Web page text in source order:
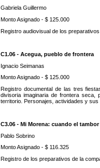
Gabriela Guillermo
Monto Asignado - $ 125.000
Registro audiovisual de los
C1.06 - Acegua, pueblo de frontera
Ignacio Seimanas
Monto Asignado - $ 125.000
Registro documental de las tres
divisoria imaginaria de frontera
territorio. Personajes, actividades y
C3.06 - Mi Morena: cuando el
Pablo Sobrino
Monto Asignado - $ 116.325
Registro de los preparativos de la